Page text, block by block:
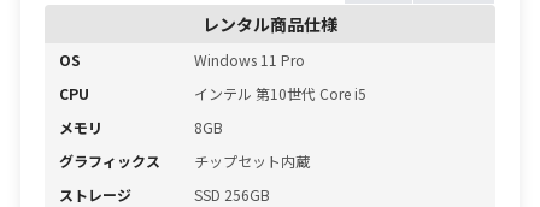
レンタル商品仕様
OS
Windows 11 Pro
CPU
インテル 第10世代 Core i5
メモリ
8GB
グラフィックス
チップセット内蔵
ストレージ
SSD 256GB